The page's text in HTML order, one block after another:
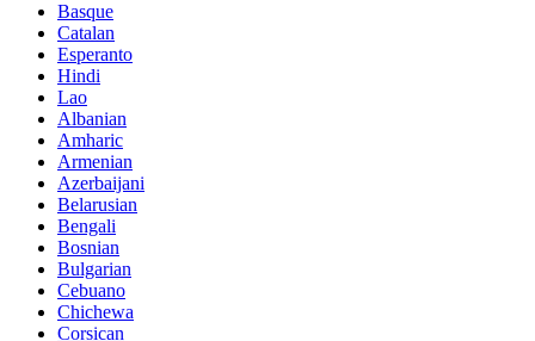
Basque
Catalan
Esperanto
Hindi
Lao
Albanian
Amharic
Armenian
Azerbaijani
Belarusian
Bengali
Bosnian
Bulgarian
Cebuano
Chichewa
Corsican